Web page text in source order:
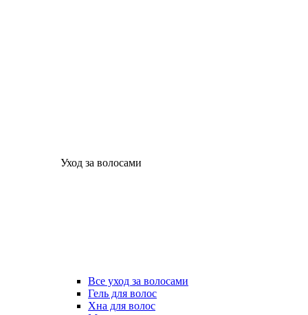
Уход за волосами
Все уход за волосами
Гель для волос
Хна для волос